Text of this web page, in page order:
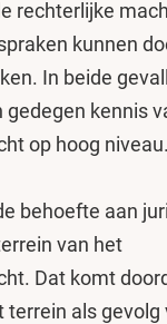
rechterlijke
kunnen
In beide
gedegen kennis
op hoog niveau.
behoefte aan
van het
Dat komt
terrein als gevolg